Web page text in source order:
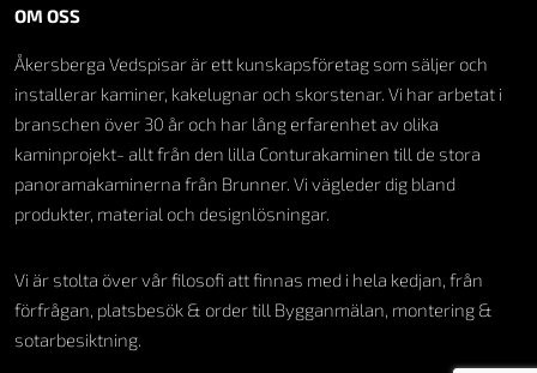
OM OSS
Åkersberga Vedspisar är ett kunskapsföretag som säljer och
installerar kaminer, kakelugnar och skorstenar. Vi har arbetat i
branschen över 30 år och har lång erfarenhet av olika
kaminprojekt- allt från den lilla Conturakaminen till de stora
panoramakaminerna från Brunner. Vi vägleder dig bland
produkter, material och designlösningar.
Vi är stolta över vår filosofi att finnas med i hela kedjan, från
förfrågan, platsbesök & order till Bygganmälan, montering &
sotarbesiktning.